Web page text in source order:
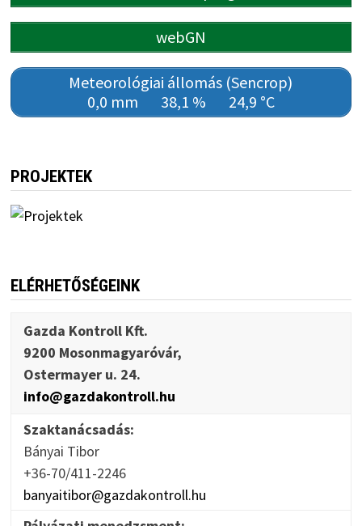
webGN
Meteorológiai állomás (Sencrop)
0,0 mm
38,1 % 24,9 °C
PROJEKTEK
ELÉRHETŐSÉGEINK
Gazda Kontroll Kft.
9200 Mosonmagyaróvár,
Ostermayer u. 24.
info@gazdakontroll.hu
Szaktanácsadás:
Bányai Tibor
+36-70/411-2246
banyaitibor@gazdakontroll.hu